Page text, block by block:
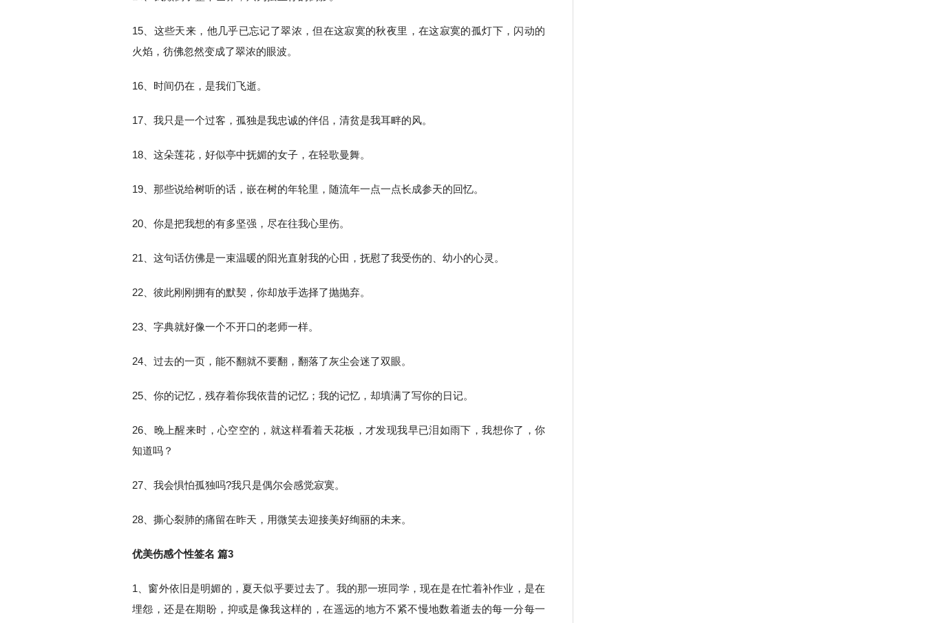
15、这些天来，他几乎已忘记了翠浓，但在这寂寞的秋夜里，在这寂寞的孤灯下，闪动的
火焰，彷佛忽然变成了翠浓的眼波。
16、时间仍在，是我们飞逝。
17、我只是一个过客，孤独是我忠诚的伴侣，清贫是我耳畔的风。
18、这朵莲花，好似亭中抚媚的女子，在轻歌曼舞。
19、那些说给树听的话，嵌在树的年轮里，随流年一点一点长成参天的回忆。
20、你是把我想的有多坚强，尽在往我心里伤。
21、这句话仿佛是一束温暖的阳光直射我的心田，抚慰了我受伤的、幼小的心灵。
22、彼此刚刚拥有的默契，你却放手选择了抛抛弃。
23、字典就好像一个不开口的老师一样。
24、过去的一页，能不翻就不要翻，翻落了灰尘会迷了双眼。
25、你的记忆，残存着你我依昔的记忆；我的记忆，却填满了写你的日记。
26、晚上醒来时，心空空的，就这样看着天花板，才发现我早已泪如雨下，我想你了，你
知道吗？
27、我会惧怕孤独吗?我只是偶尔会感觉寂寞。
28、撕心裂肺的痛留在昨天，用微笑去迎接美好绚丽的未来。
优美伤感个性签名 篇3
1、窗外依旧是明媚的，夏天似乎要过去了。我的那一班同学，现在是在忙着补作业，是在
埋怨，还是在期盼，抑或是像我这样的，在遥远的地方不紧不慢地数着逝去的每一分每一